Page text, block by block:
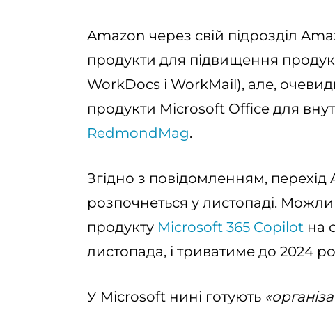
Amazon через свій підрозділ
продукти для підвищення
WorkDocs і WorkMail), але,
продукти Microsoft Office для
RedmondMag.
Згідно з повідомленням,
розпочнеться у листопаді.
продукту Microsoft 365 Copilot на
листопада, і триватиме до 2024
У Microsoft нині готують